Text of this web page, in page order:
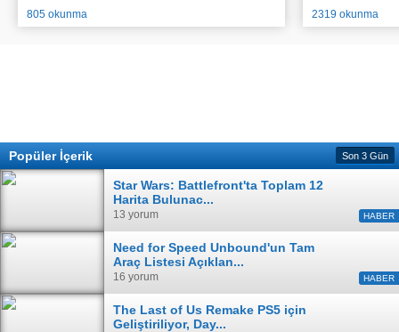
95.000$ Ödül Havuzlu Yarışmasını
Duyurdu
805 okunma
Açıkladı
2319 okunma
Popüler İçerik Son 3 Gün
Star Wars: Battlefront'ta Toplam 12
Harita Bulunac...
13 yorum HABER
Need for Speed Unbound'un Tam
Araç Listesi Açıklan...
16 yorum HABER
The Last of Us Remake PS5 için
Geliştiriliyor, Day...